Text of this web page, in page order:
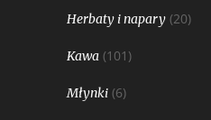
Herbaty i napary (20)
Kawa (101)
Młynki (6)